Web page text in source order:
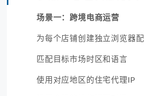
场景一：跨境电商运营
为每个店铺创建独立浏览器
匹配目标市场时区和语言
使用对应地区的住宅代理IP